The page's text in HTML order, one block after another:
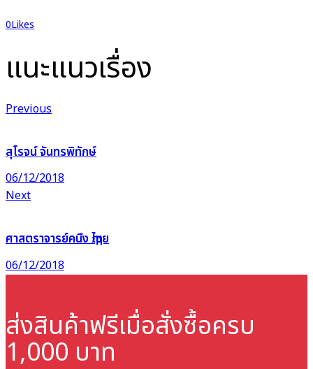
0Likes
แนะแนวเรื่อง
Previous
สุโรจน์ จันทรพิทักษ์
06/12/2018
Next
ศาสตราจารย์คนึง ฦๅไชย
06/12/2018
ส่งสินค้าฟรีเมื่อสั่งซื้อครบ
1,000 บาท